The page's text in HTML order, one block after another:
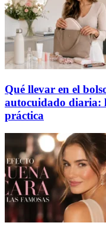
Qué llevar en el
autocuidado diaria:
práctica